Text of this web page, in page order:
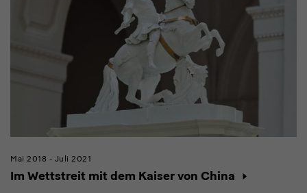
Mai 2018 - Juli 2021
Im Wettstreit mit dem Kaiser von China